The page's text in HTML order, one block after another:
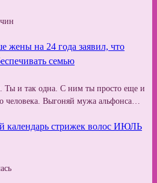
жены на 24 года заявил, что
семью
Ты и так одна. С ним ты просто еще и
человека. Выгоняй мужа альфонса…
календарь стрижек волос ИЮЛЬ